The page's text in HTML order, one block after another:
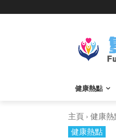
健康熱點
主頁 健康熱
健康熱點